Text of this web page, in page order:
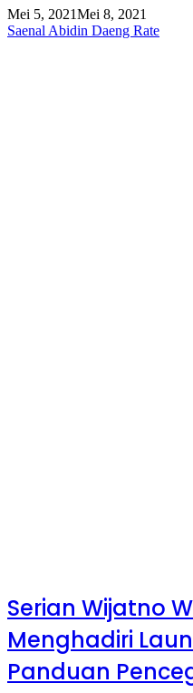
Mei 5, 2021Mei 8, 2021
Saenal Abidin Daeng Rate
Serian Wijatno
Menghadiri
Panduan